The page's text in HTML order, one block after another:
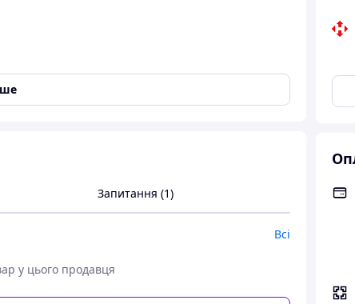
до замовлення
Запитання (1)
Всі
у цього продавця